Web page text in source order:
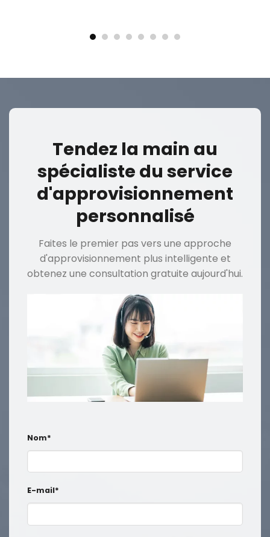
Tendez la main au
spécialiste du service
d'approvisionnement
personnalisé
Faites le premier pas vers une approche
d'approvisionnement plus intelligente et
obtenez une consultation gratuite aujourd'hui.
Nom*
E-mail*